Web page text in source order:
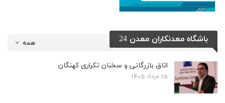
همه باشگاه معدنکاران معدن 24
اتاق بازرگانی و سخنان تکراری کهنگان
15 مرداد 1405